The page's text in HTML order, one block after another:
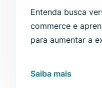
Entenda busca
commerce e
para aumentar a
Saiba mais